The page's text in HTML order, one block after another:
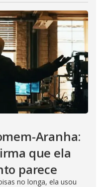
Aranha:
que ela
parece
no longa, ela usou